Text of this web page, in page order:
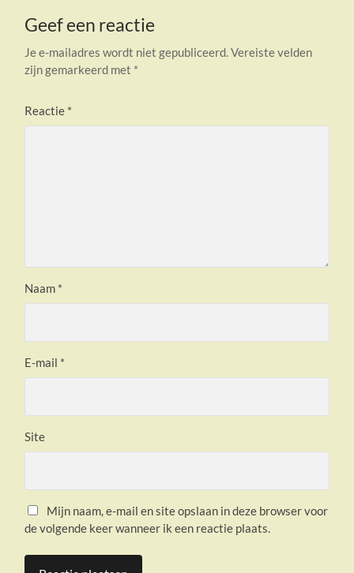
Geef een reactie
Je e-mailadres wordt niet gepubliceerd.Vereiste velden
zijn gemarkeerd met *
Reactie *
Naam *
E-mail *
Site
Mijn naam, e-mail en site opslaan in deze browser voor
de volgende keer wanneer ik een reactie plaats.